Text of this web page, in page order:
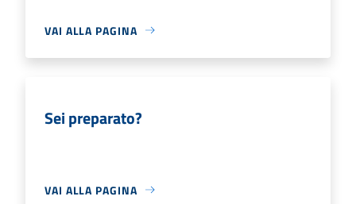
VAI ALLA PAGINA
Sei preparato?
VAI ALLA PAGINA